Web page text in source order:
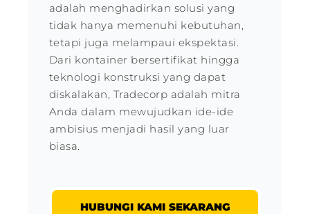
adalah menghadirkan solusi yang
tidak hanya memenuhi kebutuhan,
tetapi juga melampaui ekspektasi.
Dari kontainer bersertifikat hingga
teknologi konstruksi yang dapat
diskalakan, Tradecorp adalah mitra
Anda dalam mewujudkan ide-ide
ambisius menjadi hasil yang luar
biasa.
HUBUNGI KAMI SEKARANG